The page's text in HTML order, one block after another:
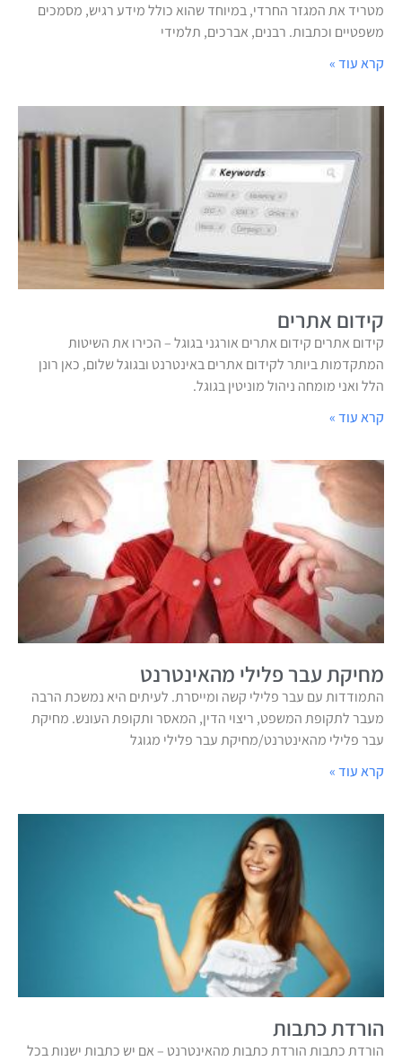
מטריד את המגזר החרדי, במיוחד שהוא כולל מידע רגיש, מסמכים
משפטיים וכתבות. רבנים, אברכים, תלמידי
קרא עוד »
קידום אתרים
קידום אתרים קידום אתרים אורגני בגוגל – הכירו את השיטות
המתקדמות ביותר לקידום אתרים באינטרנט ובגוגל שלום, כאן רונן
הלל ואני מומחה ניהול מוניטין בגוגל.
קרא עוד »
מחיקת עבר פלילי מהאינטרנט
התמודדות עם עבר פלילי קשה ומייסרת. לעיתים היא נמשכת הרבה
מעבר לתקופת המשפט, ריצוי הדין, המאסר ותקופת העונש. מחיקת
עבר פלילי מהאינטרנט/מחיקת עבר פלילי מגוגל
קרא עוד »
הורדת כתבות
הורדת כתבות הורדת כתבות מהאינטרנט – אם יש כתבות ישנות בכל